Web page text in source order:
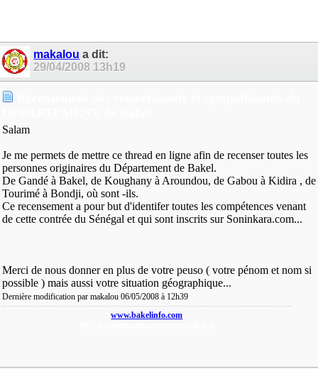
makalou a dit:
29/04/2008 13h19
Salam
Je me permets de mettre ce thread en ligne afin de recenser toutes les
personnes originaires du Département de Bakel.
De Gandé à Bakel, de Koughany à Aroundou, de Gabou à Kidira , de
Tourimé à Bondji, où sont -ils.
Ce recensement a pour but d'identifer toutes les compétences venant
de cette contrée du Sénégal et qui sont inscrits sur Soninkara.com...
Merci de nous donner en plus de votre peuso ( votre pénom et nom si
possible ) mais aussi votre situation géographique...
Dernière modification par makalou 06/05/2008 à 12h39
www.bakelinfo.com